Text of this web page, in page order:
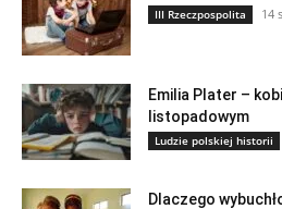
III Rzeczpospolita 14
Emilia Plater –
listopadowym
Ludzie polskiej historii
Dlaczego